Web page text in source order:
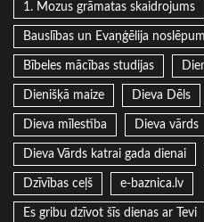
1. Mozus grāmatas skaidrojums
Bauslības un Evaņģēlija
Bībeles mācības studijas
Dienišķā maize Dieva Dēls
Dieva mīlestība Dieva vārds
Dieva Vārds katrai gada dienai
Dzīvības ceļš e-baznica.lv
Es gribu dzīvot šīs dienas ar Tevi